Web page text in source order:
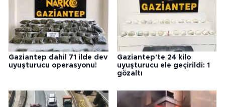
Gaziantep dahil 71 ilde dev
uyuşturucu operasyonu!
Gaziantep'te 24 kilo
uyuşturucu ele geçirildi: 1
gözaltı